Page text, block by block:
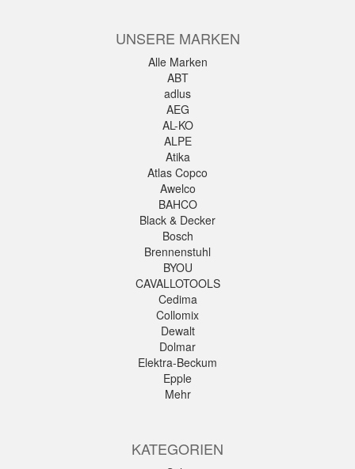
UNSERE MARKEN
Alle Marken
ABT
adlus
AEG
AL-KO
ALPE
Atika
Atlas Copco
Awelco
BAHCO
Black & Decker
Bosch
Brennenstuhl
BYOU
CAVALLOTOOLS
Cedima
Collomix
Dewalt
Dolmar
Elektra-Beckum
Epple
Mehr
KATEGORIEN